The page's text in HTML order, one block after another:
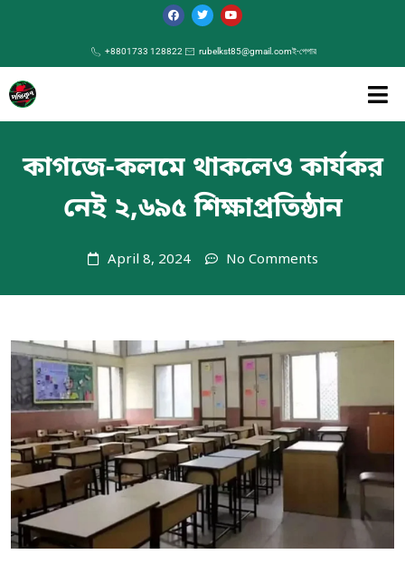
+8801733 128822 rubelkst85@gmail.comই-পেপার
কাগজে-কলমে থাকলেও কার্যকর
নেই ২,৬৯৫ শিক্ষাপ্রতিষ্ঠান
April 8, 2024 No Comments